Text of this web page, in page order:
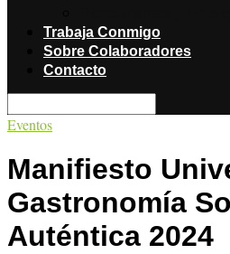
Trabaja Conmigo
Sobre Colaboradores
Contacto
Eventos
Manifiesto
Gastronomía
Auténtica 2024